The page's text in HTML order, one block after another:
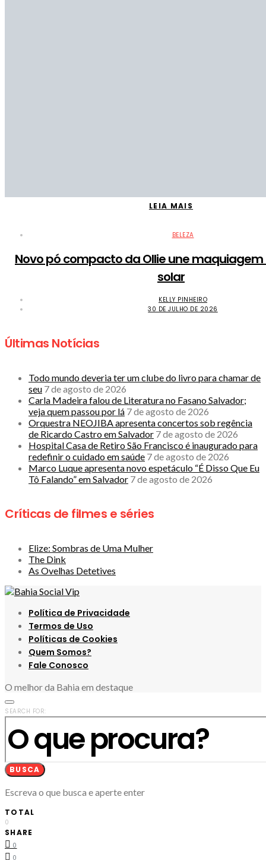
LEIA MAIS
BELEZA
Novo pó compacto da Ollie une
solar
KELLY PINHEIRO
30 DE JULHO DE 2026
Últimas Notícias
Todo mundo deveria ter um clube do livro para chamar de
seu 7 de agosto de 2026
Carla Madeira falou de Literatura no Fasano Salvador;
veja quem passou por lá 7 de agosto de 2026
Orquestra NEOJIBA apresenta concertos sob regência
de Ricardo Castro em Salvador 7 de agosto de 2026
Hospital Casa de Retiro São Francisco é inaugurado para
redefinir o cuidado em saúde 7 de agosto de 2026
Marco Luque apresenta novo espetáculo “É Disso Que Eu
Tô Falando” em Salvador 7 de agosto de 2026
Críticas de filmes e séries
Elize: Sombras de Uma Mulher
The Dink
As Ovelhas Detetives
Política de Privacidade
Termos de Uso
Políticas de Cookies
Quem Somos?
Fale Conosco
O melhor da Bahia em destaque
SEARCH FOR:
BUSCA
Escreva o que busca e aperte enter
TOTAL
0
SHARE
0
0